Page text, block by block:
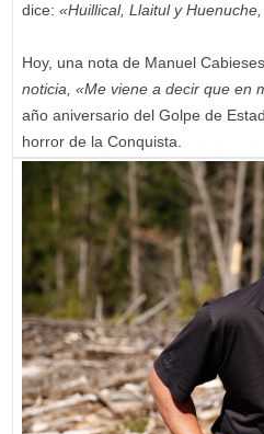
dice: «Huillical, Llaitul y
Hoy, una nota de Manuel
noticia, «Me viene a decir que en
año aniversario del Golpe de
horror de la Conquista.